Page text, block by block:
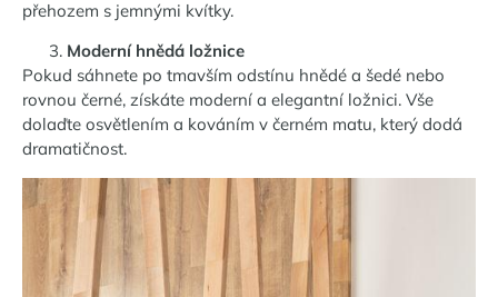
přehozem s jemnými kvítky.
Moderní hnědá ložnice
Pokud sáhnete po tmavším odstínu hnědé a šedé nebo
rovnou černé, získáte moderní a elegantní ložnici. Vše
dolaďte osvětlením a kováním v černém matu, který dodá
dramatičnost.